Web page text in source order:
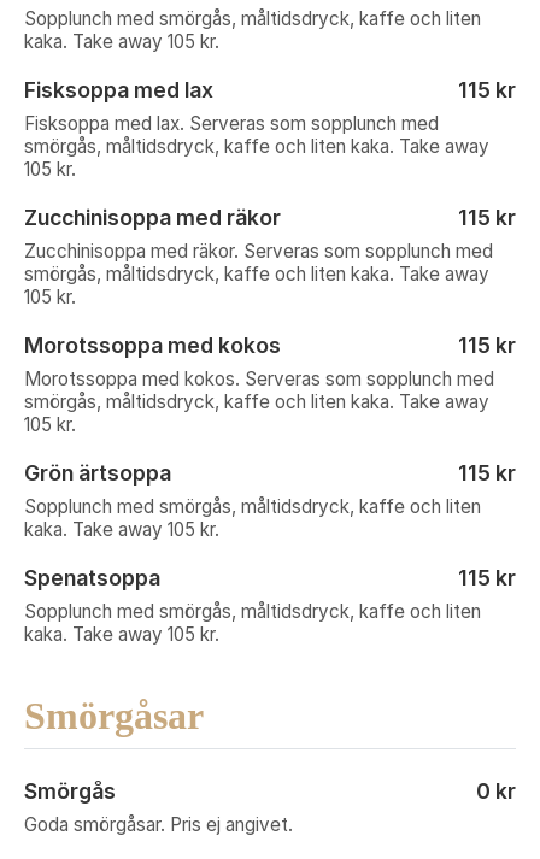
Sopplunch med smörgås, måltidsdryck, kaffe och liten
kaka. Take away 105 kr.
Fisksoppa med lax 115 kr
Fisksoppa med lax. Serveras som sopplunch med
smörgås, måltidsdryck, kaffe och liten kaka. Take away
105 kr.
Zucchinisoppa med räkor 115 kr
Zucchinisoppa med räkor. Serveras som sopplunch med
smörgås, måltidsdryck, kaffe och liten kaka. Take away
105 kr.
Morotssoppa med kokos 115 kr
Morotssoppa med kokos. Serveras som sopplunch med
smörgås, måltidsdryck, kaffe och liten kaka. Take away
105 kr.
Grön ärtsoppa 115 kr
Sopplunch med smörgås, måltidsdryck, kaffe och liten
kaka. Take away 105 kr.
Spenatsoppa 115 kr
Sopplunch med smörgås, måltidsdryck, kaffe och liten
kaka. Take away 105 kr.
Smörgåsar
Smörgås 0 kr
Goda smörgåsar. Pris ej angivet.